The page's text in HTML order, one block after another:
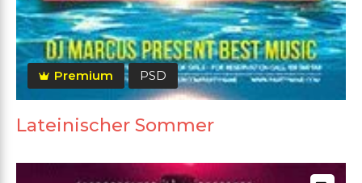
Premium PSD
Lateinischer Sommer